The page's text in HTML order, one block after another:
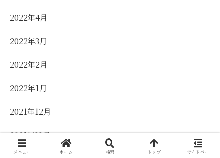
2022年4月
2022年3月
2022年2月
2022年1月
2021年12月
2021年11月
メニュー ホーム 検索 トップ サイドバー